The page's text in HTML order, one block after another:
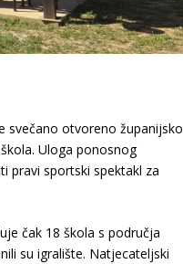
svečano otvoreno županijsko
Uloga ponosnog
pravi sportski spektakl za
čak 18 škola s područja
su igralište. Natjecateljski